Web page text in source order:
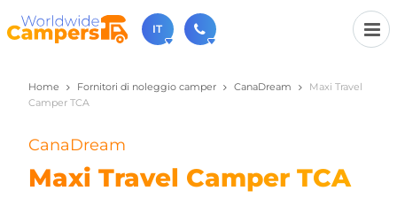
IT
+31 030-6974964
Non esitate a chiamare (disponibile dal lunedì al
sales@worldwidecampers.com
Ovviamente si può sempre inviare una email.
Home Fornitori di noleggio camper CanaDream
Maxi Travel
Camper TCA
CanaDream
Maxi Travel Camper TCA